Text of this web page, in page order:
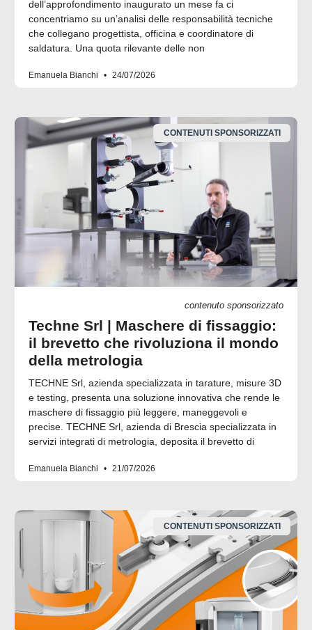
dell’approfondimento inaugurato un mese fa ci
concentriamo su un’analisi delle responsabilità tecniche
che collegano progettista, officina e coordinatore di
saldatura. Una quota rilevante delle non
Emanuela Bianchi 24/07/2026
CONTENUTI SPONSORIZZATI
contenuto sponsorizzato
Techne Srl | Maschere di fissaggio:
il brevetto che rivoluziona il mondo
della metrologia
TECHNE Srl, azienda specializzata in tarature, misure 3D
e testing, presenta una soluzione innovativa che rende le
maschere di fissaggio più leggere, maneggevoli e
precise. TECHNE Srl, azienda di Brescia specializzata in
servizi integrati di metrologia, deposita il brevetto di
Emanuela Bianchi 21/07/2026
CONTENUTI SPONSORIZZATI